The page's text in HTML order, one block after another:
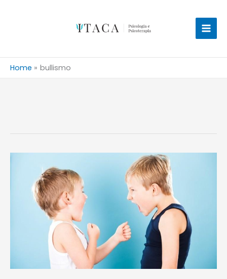
Home bullismo